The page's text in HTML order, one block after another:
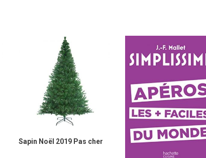
Sapin Noël 2019 Pas cher